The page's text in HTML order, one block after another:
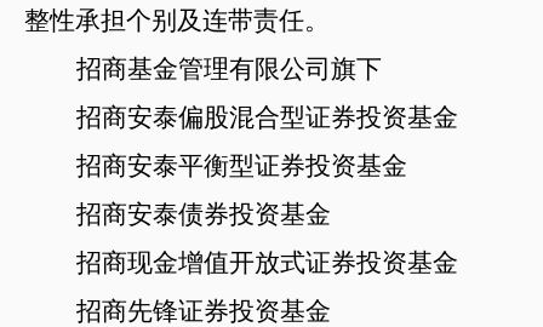
整性承担个别及连带责任。
招商基金管理有限公司旗下
招商安泰偏股混合型证券投资基金
招商安泰平衡型证券投资基金
招商安泰债券投资基金
招商现金增值开放式证券投资基金
招商先锋证券投资基金